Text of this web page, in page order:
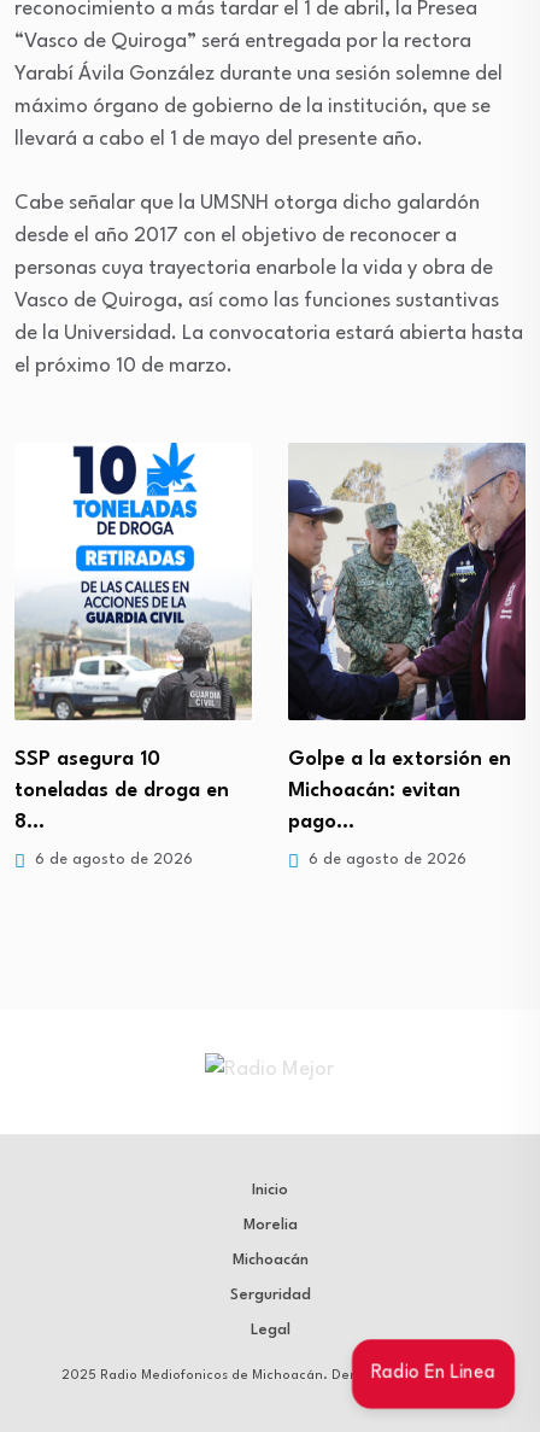
Radio En Linea
reconocimiento a más tardar el 1 de abril, la Presea
“Vasco de Quiroga” será entregada por la rectora
Yarabí Ávila González durante una sesión solemne del
máximo órgano de gobierno de la institución, que se
llevará a cabo el 1 de mayo del presente año.
Cabe señalar que la UMSNH otorga dicho galardón
desde el año 2017 con el objetivo de reconocer a
personas cuya trayectoria enarbole la vida y obra de
Vasco de Quiroga, así como las funciones sustantivas
de la Universidad. La convocatoria estará abierta hasta
el próximo 10 de marzo.
SSP asegura 10
toneladas de droga en
8…
6 de agosto de 2026
Golpe a la extorsión en
Michoacán: evitan
pago…
6 de agosto de 2026
2025 Radio Mediofonicos de Michoacán. Derechos Reservados.
Inicio
Morelia
Michoacán
Serguridad
Legal